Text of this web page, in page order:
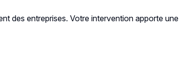
des entreprises. Votre intervention apporte une